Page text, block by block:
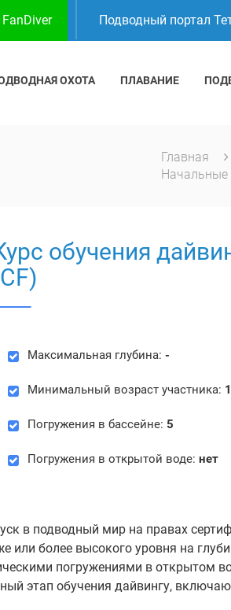
Подводный портал
ОХОТА ПЛАВАНИЕ
Главная
Начальные
обучения
Максимальная глубина: -
Минимальный возраст участника:
Погружения в бассейне: 5
Погружения в открытой воде: нет
в подводный мир на правах
или более высокого уровня на
погружениями в открытом
этап обучения дайвингу,